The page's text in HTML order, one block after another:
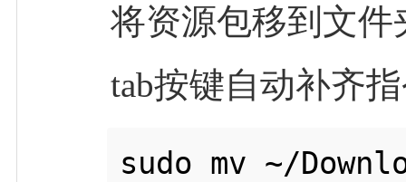
将资源包移到文
tab按键自动补齐
sudo mv ~/